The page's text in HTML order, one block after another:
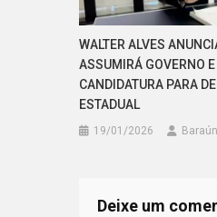
WALTER ALVES
ASSUMIRÁ GOVERNO
CANDIDATURA PARA
ESTADUAL
19/01/2026
Deixe um